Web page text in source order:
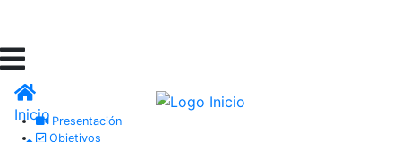
InicioPresentación
Objetivos